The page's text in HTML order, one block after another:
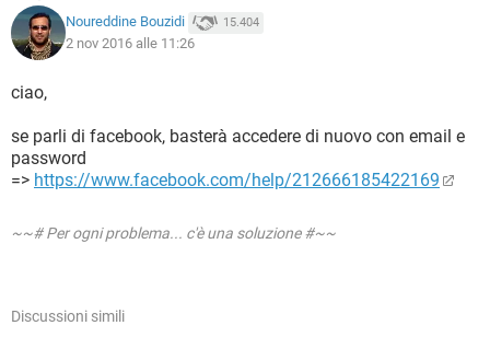
Noureddine Bouzidi 15.404
2 nov 2016 alle 11:26
ciao,
se parli di facebook, basterà accedere di nuovo con email e
password
=> https://www.facebook.com/help/212666185422169
~~# Per ogni problema... c'è una soluzione #~~
Discussioni simili